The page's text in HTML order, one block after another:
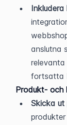
anslutna
relevanta
fortsatta
Produkt- och
Skicka ut